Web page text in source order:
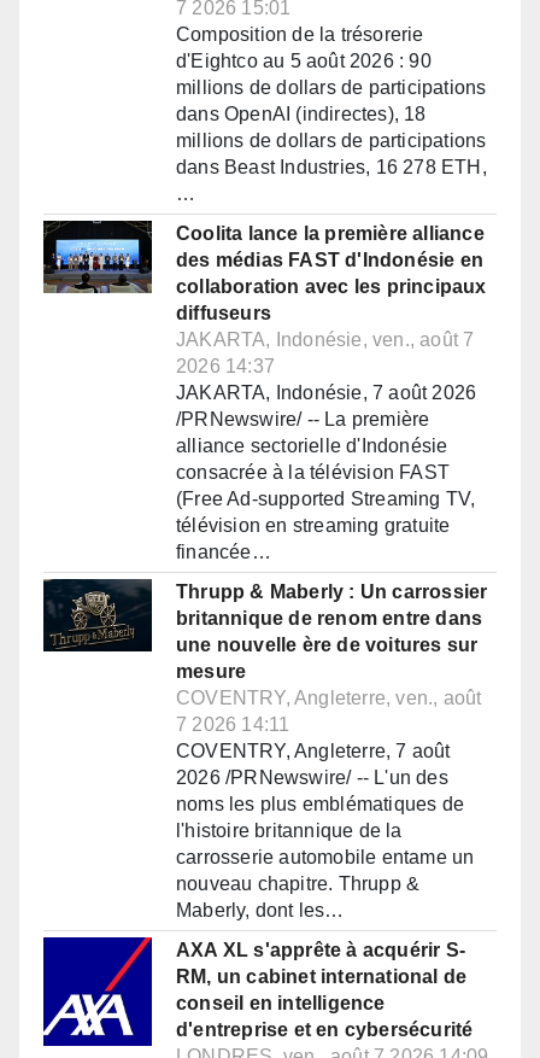
7 2026 15:01
Composition de la trésorerie
d'Eightco au 5 août 2026 : 90
millions de dollars de participations
dans OpenAI (indirectes), 18
millions de dollars de participations
dans Beast Industries, 16 278 ETH,
…
Coolita lance la première alliance
des médias FAST d'Indonésie en
collaboration avec les principaux
diffuseurs
JAKARTA, Indonésie, ven., août 7
2026 14:37
JAKARTA, Indonésie, 7 août 2026
/PRNewswire/ -- La première
alliance sectorielle d'Indonésie
consacrée à la télévision FAST
(Free Ad-supported Streaming TV,
télévision en streaming gratuite
financée…
Thrupp & Maberly : Un carrossier
britannique de renom entre dans
une nouvelle ère de voitures sur
mesure
COVENTRY, Angleterre, ven., août
7 2026 14:11
COVENTRY, Angleterre, 7 août
2026 /PRNewswire/ -- L'un des
noms les plus emblématiques de
l'histoire britannique de la
carrosserie automobile entame un
nouveau chapitre. Thrupp &
Maberly, dont les…
AXA XL s'apprête à acquérir S-
RM, un cabinet international de
conseil en intelligence
d'entreprise et en cybersécurité